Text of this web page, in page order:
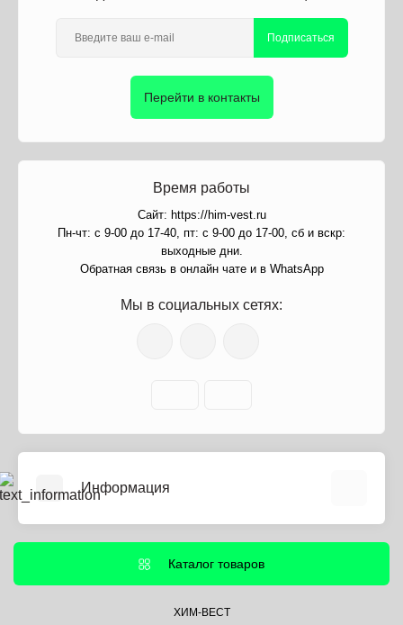
Подписаться
Перейти в контакты
Время работы
Сайт: https://him-vest.ru
Пн-чт: с 9-00 до 17-40, пт: с 9-00 до 17-00, сб и вскр:
выходные дни.
Обратная связь в онлайн чате и в WhatsApp
Мы в социальных сетях:
Информация
Информация о доставке
Политика безопасности
Каталог товаров
ХИМ-ВЕСТ